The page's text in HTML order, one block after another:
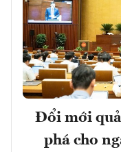
Đổi mới
phá cho